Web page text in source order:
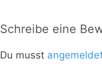
Schreibe eine
Du musst